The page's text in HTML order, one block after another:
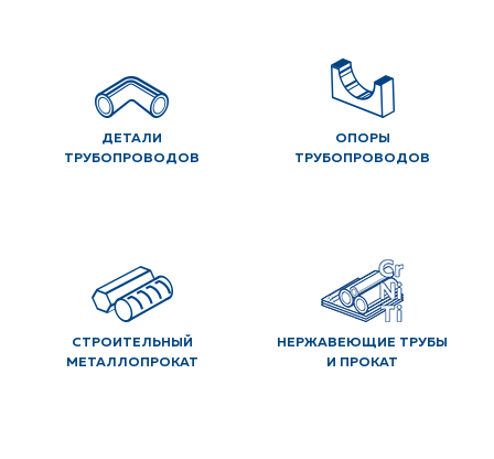
ДЕТАЛИ
ТРУБОПРОВОДОВ
ОПОРЫ
ТРУБОПРОВОДОВ
СТРОИТЕЛЬНЫЙ
МЕТАЛЛОПРОКАТ
НЕРЖАВЕЮЩИЕ ТРУБЫ
И ПРОКАТ